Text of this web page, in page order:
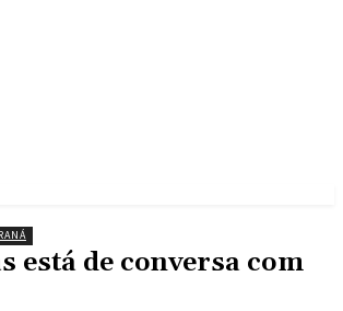
está de conversa com